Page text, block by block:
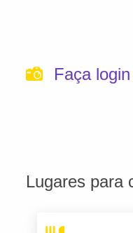
Faça
Lugares para